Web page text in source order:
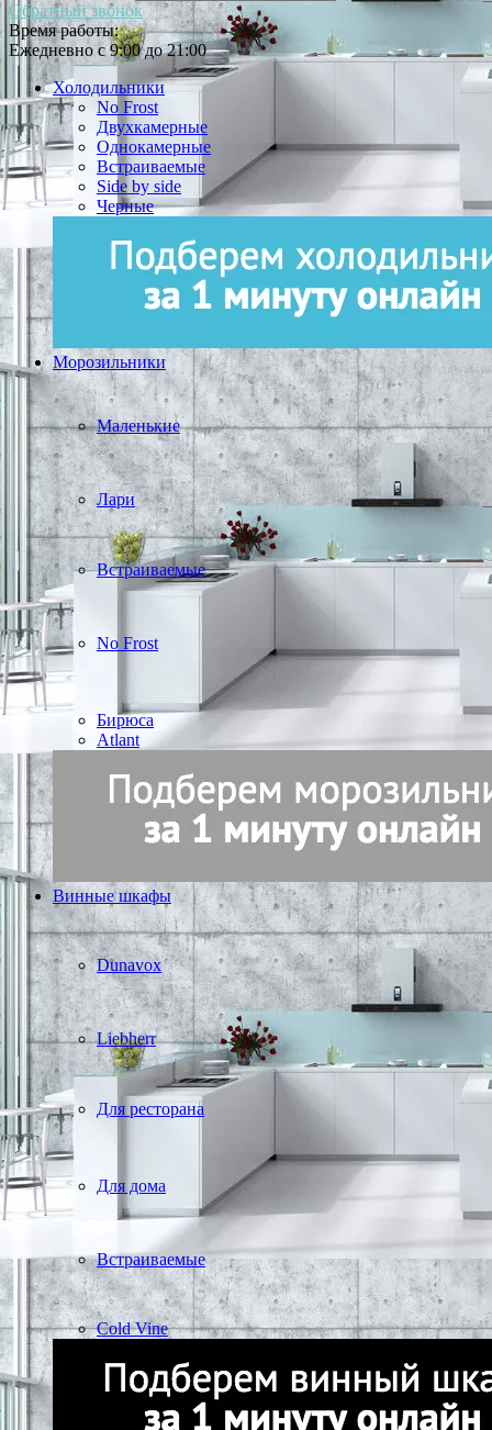
Обратный звонок
Время работы:
Ежедневно с 9:00 до 21:00
Холодильники
No Frost
Двухкамерные
Однокамерные
Встраиваемые
Side by side
Черные
Морозильники
Маленькие
Лари
Встраиваемые
No Frost
Бирюса
Atlant
Винные шкафы
Dunavox
Liebherr
Для ресторана
Для дома
Встраиваемые
Cold Vine